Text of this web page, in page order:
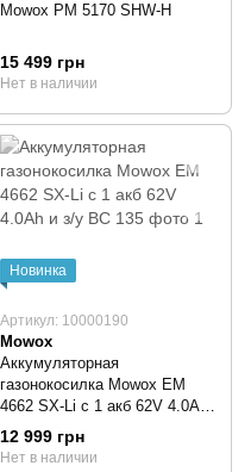
Mowox PM 5170 SHW-H
15 499 грн
Нет в наличии
Новинка
Артикул: 10000190
Mowox
Аккумуляторная
газонокосилка Mowox EM
4662 SX-Li с 1 акб 62V 4.0Ah и
з/у BC 135
12 999 грн
Нет в наличии